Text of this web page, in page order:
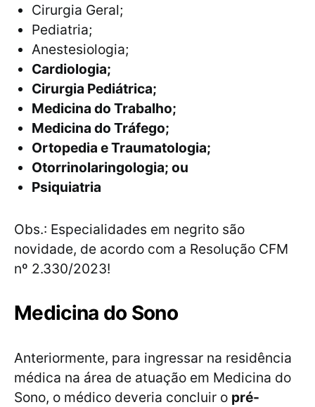
Cirurgia Geral;
Pediatria;
Anestesiologia;
Cardiologia;
Cirurgia Pediátrica;
Medicina do Trabalho;
Medicina do Tráfego;
Ortopedia e Traumatologia;
Otorrinolaringologia; ou
Psiquiatria
Obs.: Especialidades em negrito são
novidade, de acordo com a Resolução CFM
nº 2.330/2023!
Medicina do Sono
Anteriormente, para ingressar na residência
médica na área de atuação em Medicina do
Sono, o médico deveria concluir o pré-